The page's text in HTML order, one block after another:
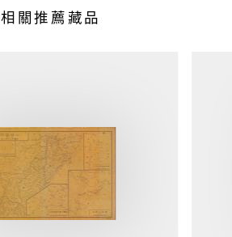
相關推薦藏品